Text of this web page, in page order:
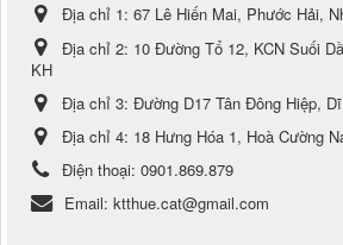
Địa chỉ 1: 67 Lê Hiến Mai, Phước Hải,
Địa chỉ 2: 10 Đường Tổ 12, KCN Suối
KH
Địa chỉ 3: Đường D17 Tân Đông Hiệp,
Địa chỉ 4: 18 Hưng Hóa 1, Hoà Cường
Điện thoại: 0901.869.879
Email: ktthue.cat@gmail.com